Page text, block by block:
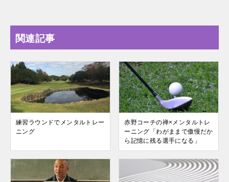
関連記事
練習ラウンドでメンタルトレー
ニング
赤野コーチの禅×メンタルトレ
ーニング「わがままで傲慢だか
ら記憶に残る選手になる」